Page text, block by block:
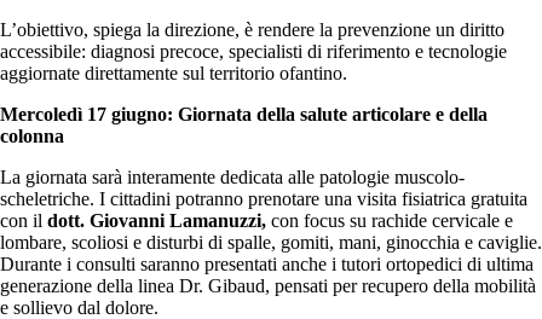
L’obiettivo, spiega la direzione, è rendere la prevenzione un diritto
accessibile: diagnosi precoce, specialisti di riferimento e tecnologie
aggiornate direttamente sul territorio ofantino.
Mercoledì 17 giugno: Giornata della salute articolare e della
colonna
La giornata sarà interamente dedicata alle patologie muscolo-
scheletriche. I cittadini potranno prenotare una visita fisiatrica gratuita
con il dott. Giovanni Lamanuzzi, con focus su rachide cervicale e
lombare, scoliosi e disturbi di spalle, gomiti, mani, ginocchia e caviglie.
Durante i consulti saranno presentati anche i tutori ortopedici di ultima
generazione della linea Dr. Gibaud, pensati per recupero della mobilità
e sollievo dal dolore.